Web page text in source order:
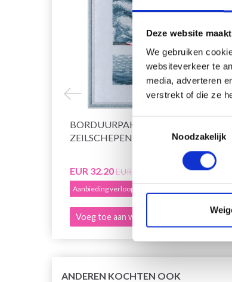
Deze website
We gebruiken
websiteverkeer te
media, adverteren
verstrekt of die ze
Toestemmingsselectie
Noodzakelijk
BORDUURPAKKET MOL EN
ZEILSCHEPEN R5636 26 X 35 CM
EUR 32.20EUR 40.25
Aanbieding verloopt 12/08/2026
Voeg toe aan winkelwagen
ANDEREN KOCHTEN OOK